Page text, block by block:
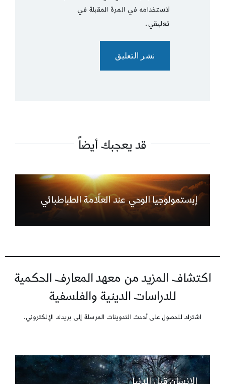
لاستخدامه في المرة المقبلة في
تعليقي.
قد يعجبك أيضاً
إبستمولوجيا الوحي عند العلّامة الطباطبائي
اكتشاف المزيد من معهد المعارف الحكمية
للدراسات الدينية والفلسفية
اشترك للحصول على أحدث التدوينات المرسلة إلى بريدك الإلكتروني.
الإنسان قبل الدنيا